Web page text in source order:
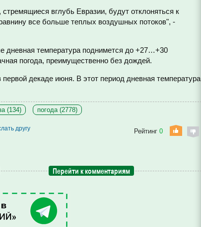
вглубь Евразии, будут отклоняться к
все больше теплых воздушных потоков", -
дневная температура поднимется до +27…+30
погода, преимущественно без дождей.
декаде июня. В этот период дневная температура
(134) погода (2778)
другу Рейтинг 0
Перейти к комментариям